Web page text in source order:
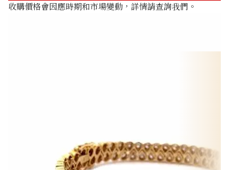
收購價格會因應時期和市場變動，詳情請查詢我們。